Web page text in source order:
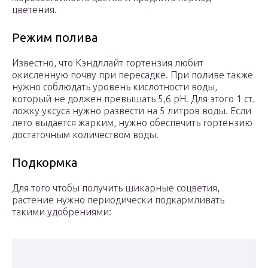
цветения.
Режим полива
Известно, что Кэндллайт гортензия любит
окисленную почву при пересадке. При поливе также
нужно соблюдать уровень кислотности воды,
который не должен превышать 5,6 рН. Для этого 1 ст.
ложку уксуса нужно развести на 5 литров воды. Если
лето выдается жарким, нужно обеспечить гортензию
достаточным количеством воды.
Подкормка
Для того чтобы получить шикарные соцветия,
растение нужно периодически подкармливать
такими удобрениями: